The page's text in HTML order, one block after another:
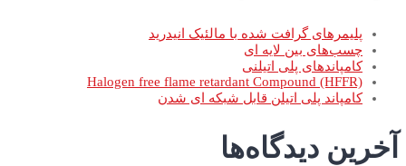
پلیمرهای گرافت شده با مالئیک انیدرید
چسب‌های بین لایه ای
کامپاندهای پلی اتیلنی
Halogen free flame retardant Compound (HFFR)
کامپاند پلی اتیلن قابل شبکه ای شدن
آخرین دیدگاه‌ها